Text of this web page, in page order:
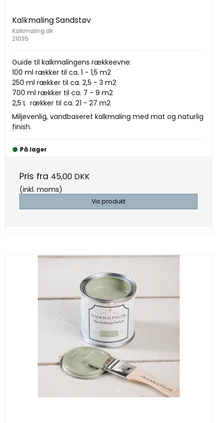
Kalkmaling Sandstøv
Kalkmaling.dk
21035
Guide til kalkmalingens rækkeevne:
100 ml rækker til ca. 1 - 1,5 m2
250 ml rækker til ca. 2,5 - 3 m2
700 ml rækker til ca. 7 - 9 m2
2,5 L rækker til ca. 21 - 27 m2
Miljøvenlig, vandbaseret kalkmaling med mat og naturlig
finish.
På lager
Pris fra 45,00 DKK
(inkl. moms)
Vis produkt